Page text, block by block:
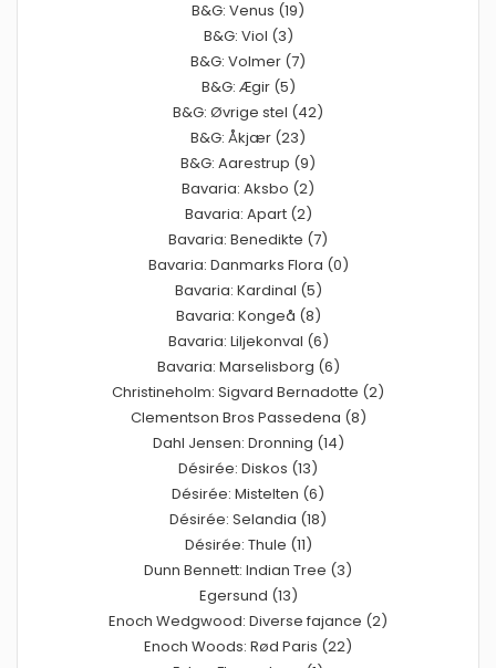
B&G: Venus (19)
B&G: Viol (3)
B&G: Volmer (7)
B&G: Ægir (5)
B&G: Øvrige stel (42)
B&G: Åkjær (23)
B&G: Aarestrup (9)
Bavaria: Aksbo (2)
Bavaria: Apart (2)
Bavaria: Benedikte (7)
Bavaria: Danmarks Flora (0)
Bavaria: Kardinal (5)
Bavaria: Kongeå (8)
Bavaria: Liljekonval (6)
Bavaria: Marselisborg (6)
Christineholm: Sigvard Bernadotte (2)
Clementson Bros Passedena (8)
Dahl Jensen: Dronning (14)
Désirée: Diskos (13)
Désirée: Mistelten (6)
Désirée: Selandia (18)
Désirée: Thule (11)
Dunn Bennett: Indian Tree (3)
Egersund (13)
Enoch Wedgwood: Diverse fajance (2)
Enoch Woods: Rød Paris (22)